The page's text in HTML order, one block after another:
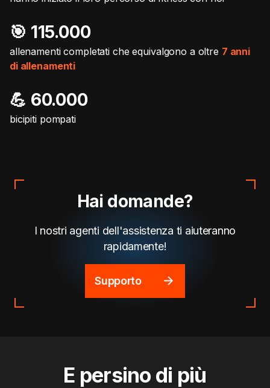
🎯️ 115.000
allenamenti completati che equivalgono a oltre 7 anni
di allenamenti
💪 60.000
bicipiti pompati
Hai domande?
I nostri agenti dell'assistenza ti aiuteranno
rapidamente!
Supporto
E persino di più